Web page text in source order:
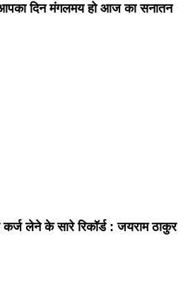
दिन मंगलमय हो आज का सनातन
लेने के सारे रिकॉर्ड : जयराम ठाकुर